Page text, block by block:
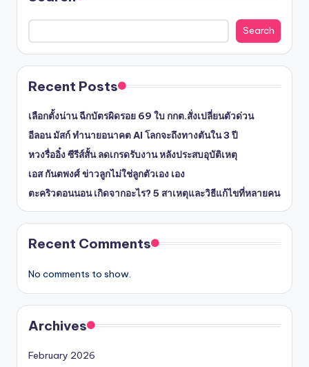
Search
Recent Posts
เลือกตั้งน่าน ฉีกบัตรผิดรอย 69 ใบ กกต.สั่งเปลี่ยนตัวด่วน
อีลอน มัสก์ ทำนายอนาคต AI โลกจะถึงทางตันใน 3 ปี
หวงรื่ออิ๋ง ซีรีส์สั้น ลดเกรดรับงาน หลังประสบอุบัติเหตุ
เอส กันตพงศ์ ข่าวลูกไม่ใช่ลูกตัวเอง เอง
ตะคริวตอนนอน เกิดจากอะไร? 5 สาเหตุและวิธีแก้ไขที่หลายคน
Recent Comments
No comments to show.
Archives
February 2026